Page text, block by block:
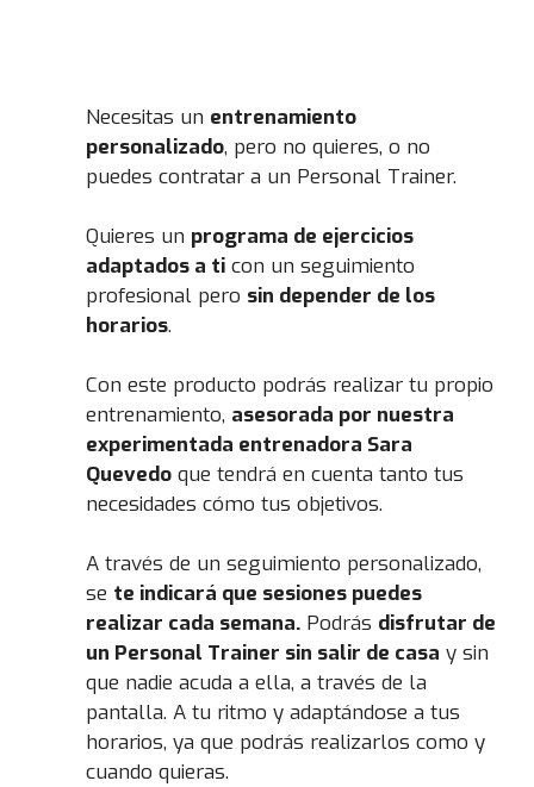
Necesitas un entrenamiento
personalizado, pero no quieres, o no
puedes contratar a un Personal Trainer.
Quieres un programa de ejercicios
adaptados a ti con un seguimiento
profesional pero sin depender de los
horarios.
Con este producto podrás realizar tu propio
entrenamiento, asesorada por nuestra
experimentada entrenadora Sara
Quevedo que tendrá en cuenta tanto tus
necesidades cómo tus objetivos.
A través de un seguimiento personalizado,
se te indicará que sesiones puedes
realizar cada semana. Podrás disfrutar de
un Personal Trainer sin salir de casa y sin
que nadie acuda a ella, a través de la
pantalla. A tu ritmo y adaptándose a tus
horarios, ya que podrás realizarlos como y
cuando quieras.